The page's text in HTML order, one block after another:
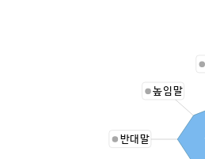
반대말
높임말